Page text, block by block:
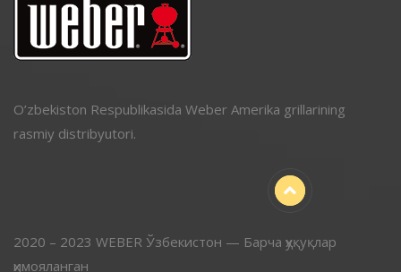
O’zbekiston Respublikasida Weber Amerika grillarining
rasmiy distribyutori.
2020 – 2023 WEBER Ўзбекистон — Барча ҳуқуқлар
ҳимояланган